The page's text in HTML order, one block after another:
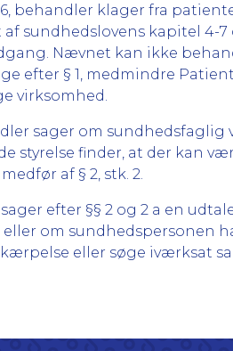
behandler klager fra
sundhedslovens kapitel 4-7
Nævnet kan ikke
efter § 1, medmindre
virksomhed.
sager om sundhedsfaglig
styrelse finder, at der kan
af § 2, stk. 2.
efter §§ 2 og 2 a en
om sundhedspersonen
eller søge iværksat